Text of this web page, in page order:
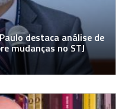
destaca análise de
mudanças no STJ